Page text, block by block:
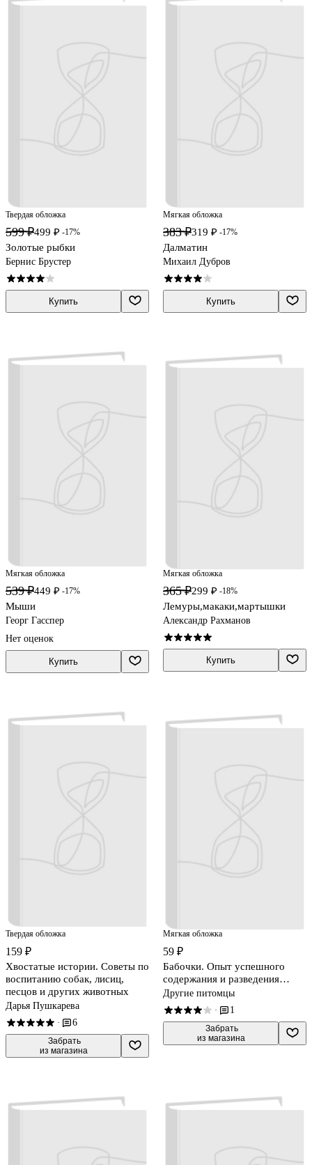
Твердая обложка
599 ₽499 ₽ -17%
Золотые рыбки
Бернис Брустер
Купить
Мягкая обложка
383 ₽319 ₽ -17%
Далматин
Михаил Дубров
Купить
Мягкая обложка
539 ₽449 ₽ -17%
Мыши
Георг Гасспер
Нет оценок
Купить
Мягкая обложка
365 ₽299 ₽ -18%
Лемуры,макаки,мартышки
Александр Рахманов
Купить
Твердая обложка
159 ₽
Хвостатые истории. Советы по
воспитанию собак, лисиц,
песцов и других животных
Дарья Пушкарева
· 6
Забрать
из магазина
Мягкая обложка
59 ₽
Бабочки. Опыт успешного
содержания и разведения…
Другие питомцы
· 1
Забрать
из магазина